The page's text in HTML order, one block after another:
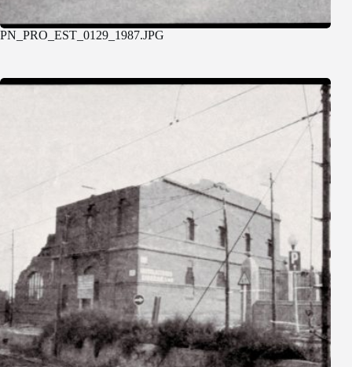
PN_PRO_EST_0129_1987.JPG